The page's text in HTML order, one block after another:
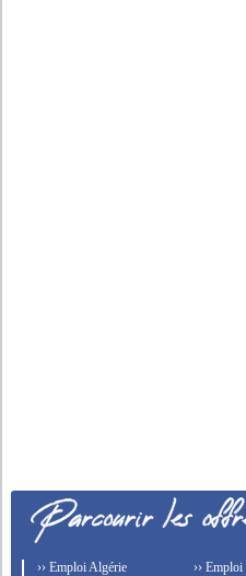
›› Emploi Algérie ››